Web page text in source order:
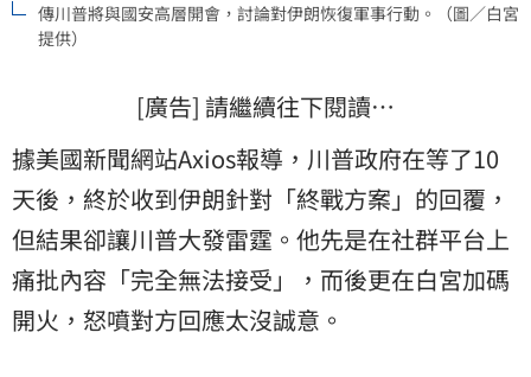
傳川普將與國安高層開會，討論對伊朗恢復軍事行動。（圖／白宮
提供）
[廣告] 請繼續往下閱讀…
據美國新聞網站Axios報導，川普政府在等了10
天後，終於收到伊朗針對「終戰方案」的回覆，
但結果卻讓川普大發雷霆。他先是在社群平台上
痛批內容「完全無法接受」，而後更在白宮加碼
開火，怒噴對方回應太沒誠意。